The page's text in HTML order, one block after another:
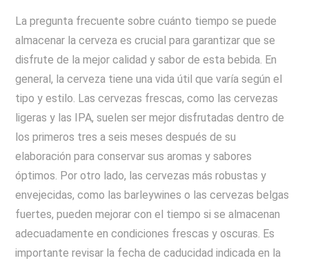
La pregunta frecuente sobre cuánto tiempo se puede
almacenar la cerveza es crucial para garantizar que se
disfrute de la mejor calidad y sabor de esta bebida. En
general, la cerveza tiene una vida útil que varía según el
tipo y estilo. Las cervezas frescas, como las cervezas
ligeras y las IPA, suelen ser mejor disfrutadas dentro de
los primeros tres a seis meses después de su
elaboración para conservar sus aromas y sabores
óptimos. Por otro lado, las cervezas más robustas y
envejecidas, como las barleywines o las cervezas belgas
fuertes, pueden mejorar con el tiempo si se almacenan
adecuadamente en condiciones frescas y oscuras. Es
importante revisar la fecha de caducidad indicada en la